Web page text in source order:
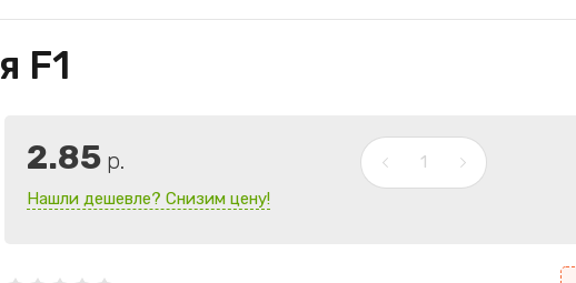
F1
2.85 р.
Нашли дешевле? Снизим цену!